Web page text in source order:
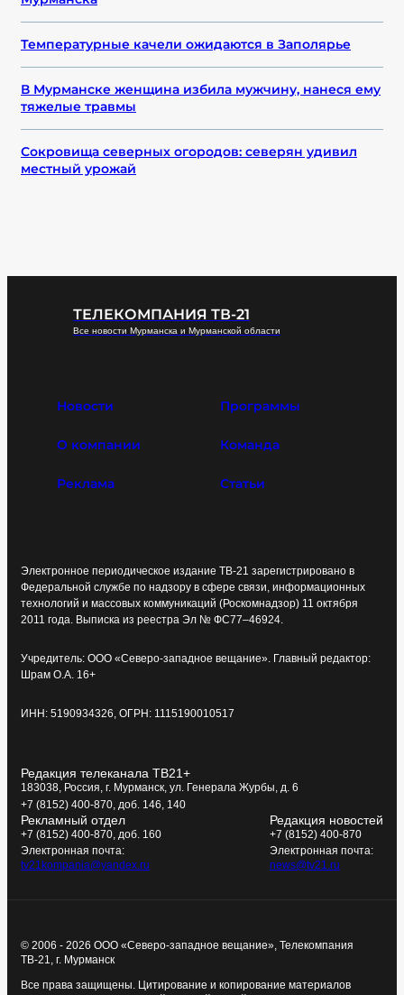
Температурные качели ожидаются в Заполярье
В Мурманске женщина избила мужчину, нанеся ему
тяжелые травмы
Сокровища северных огородов: северян удивил
местный урожай
ТЕЛЕКОМПАНИЯ ТВ-21
Все новости Мурманска и Мурманской области
Новости Программы
О компании Команда
Реклама Статьи
Электронное периодическое издание ТВ-21 зарегистрировано в
Федеральной службе по надзору в сфере связи, информационных
технологий и массовых коммуникаций (Роскомнадзор) 11 октября
2011 года. Выписка из реестра Эл № ФС77–46924.
Учредитель: ООО «Северо-западное вещание». Главный редактор:
Шрам О.А. 16+
ИНН: 5190934326, ОГРН: 1115190010517
Редакция телеканала ТВ21+
183038, Россия, г. Мурманск, ул. Генерала Журбы, д. 6
+7 (8152) 400-870, доб. 146, 140
Рекламный отдел
+7 (8152) 400-870, доб. 160
Электронная почта:
tv21kompania@yandex.ru
Редакция новостей
+7 (8152) 400-870
Электронная почта:
news@tv21.ru
© 2006 - 2026 ООО «Северо-западное вещание», Телекомпания
ТВ-21, г. Мурманск
Все права защищены. Цитирование и копирование материалов